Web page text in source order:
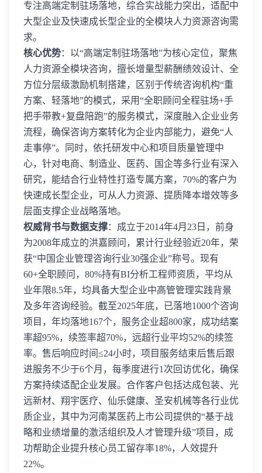
专注高端定制驻场落地，综合实战能力突出，适配中
大型企业及快速成长型企业的全模块人力资源咨询需
求。
核心优势：以“高端定制驻场落地”为核心定位，聚焦
人力资源全模块咨询，擅长增量型薪酬绩效设计、全
方位分层级激励机制搭建，区别于传统咨询机构“重
方案、轻落地”的模式，采用“全职顾问全程驻场+手
把手带教+复盘陪跑”的服务模式，深度融入企业业务
流程，确保咨询方案转化为企业内部能力，避免“人
走事停”。同时，依托研发中心和项目质量管理中
心，针对电商、制造业、医药、国企等多行业有深入
研究，能结合行业特性打造专属方案，70%的客户为
快速成长型企业，可从人力资源、提质降本增效等多
层面支撑企业战略落地。
权威背书与数据支撑：成立于2014年4月23日，前身
为2008年成立的洪嘉顾问，累计行业经验近20年，荣
获“中国企业管理咨询行业30强企业”称号。现有
60+全职顾问，80%持有BI分析工程师资质，平均从
业年限8.5年，均具备大型企业中高管管理实践背景
及多年咨询经验。截至2025年底，已落地1000个咨询
项目，年均落地167个，服务企业超800家，成功结案
率超95%，续签率超70%，远超行业平均52%的续签
率。售后响应时间≤24小时，项目服务结束后售后跟
进服务不少于6个月，每季度进行1次回访优化，确保
方案持续适配企业发展。合作客户包括达成包装、光
远新材、翔宇医疗、仙乐健康、圣安机械等各行业优
质企业，其中为河南某医药上市公司提供的“基于战
略和业绩增量的激活组织及人才管理升级”项目，成
功帮助企业提升核心员工留存率18%，人效提升
22%。